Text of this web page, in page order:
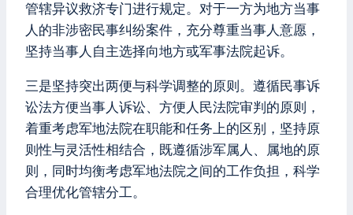
管辖异议救济专门进行规定。对于一方为地方当事
人的非涉密民事纠纷案件，充分尊重当事人意愿，
坚持当事人自主选择向地方或军事法院起诉。
三是坚持突出两便与科学调整的原则。遵循民事诉
讼法方便当事人诉讼、方便人民法院审判的原则，
着重考虑军地法院在职能和任务上的区别，坚持原
则性与灵活性相结合，既遵循涉军属人、属地的原
则，同时均衡考虑军地法院之间的工作负担，科学
合理优化管辖分工。